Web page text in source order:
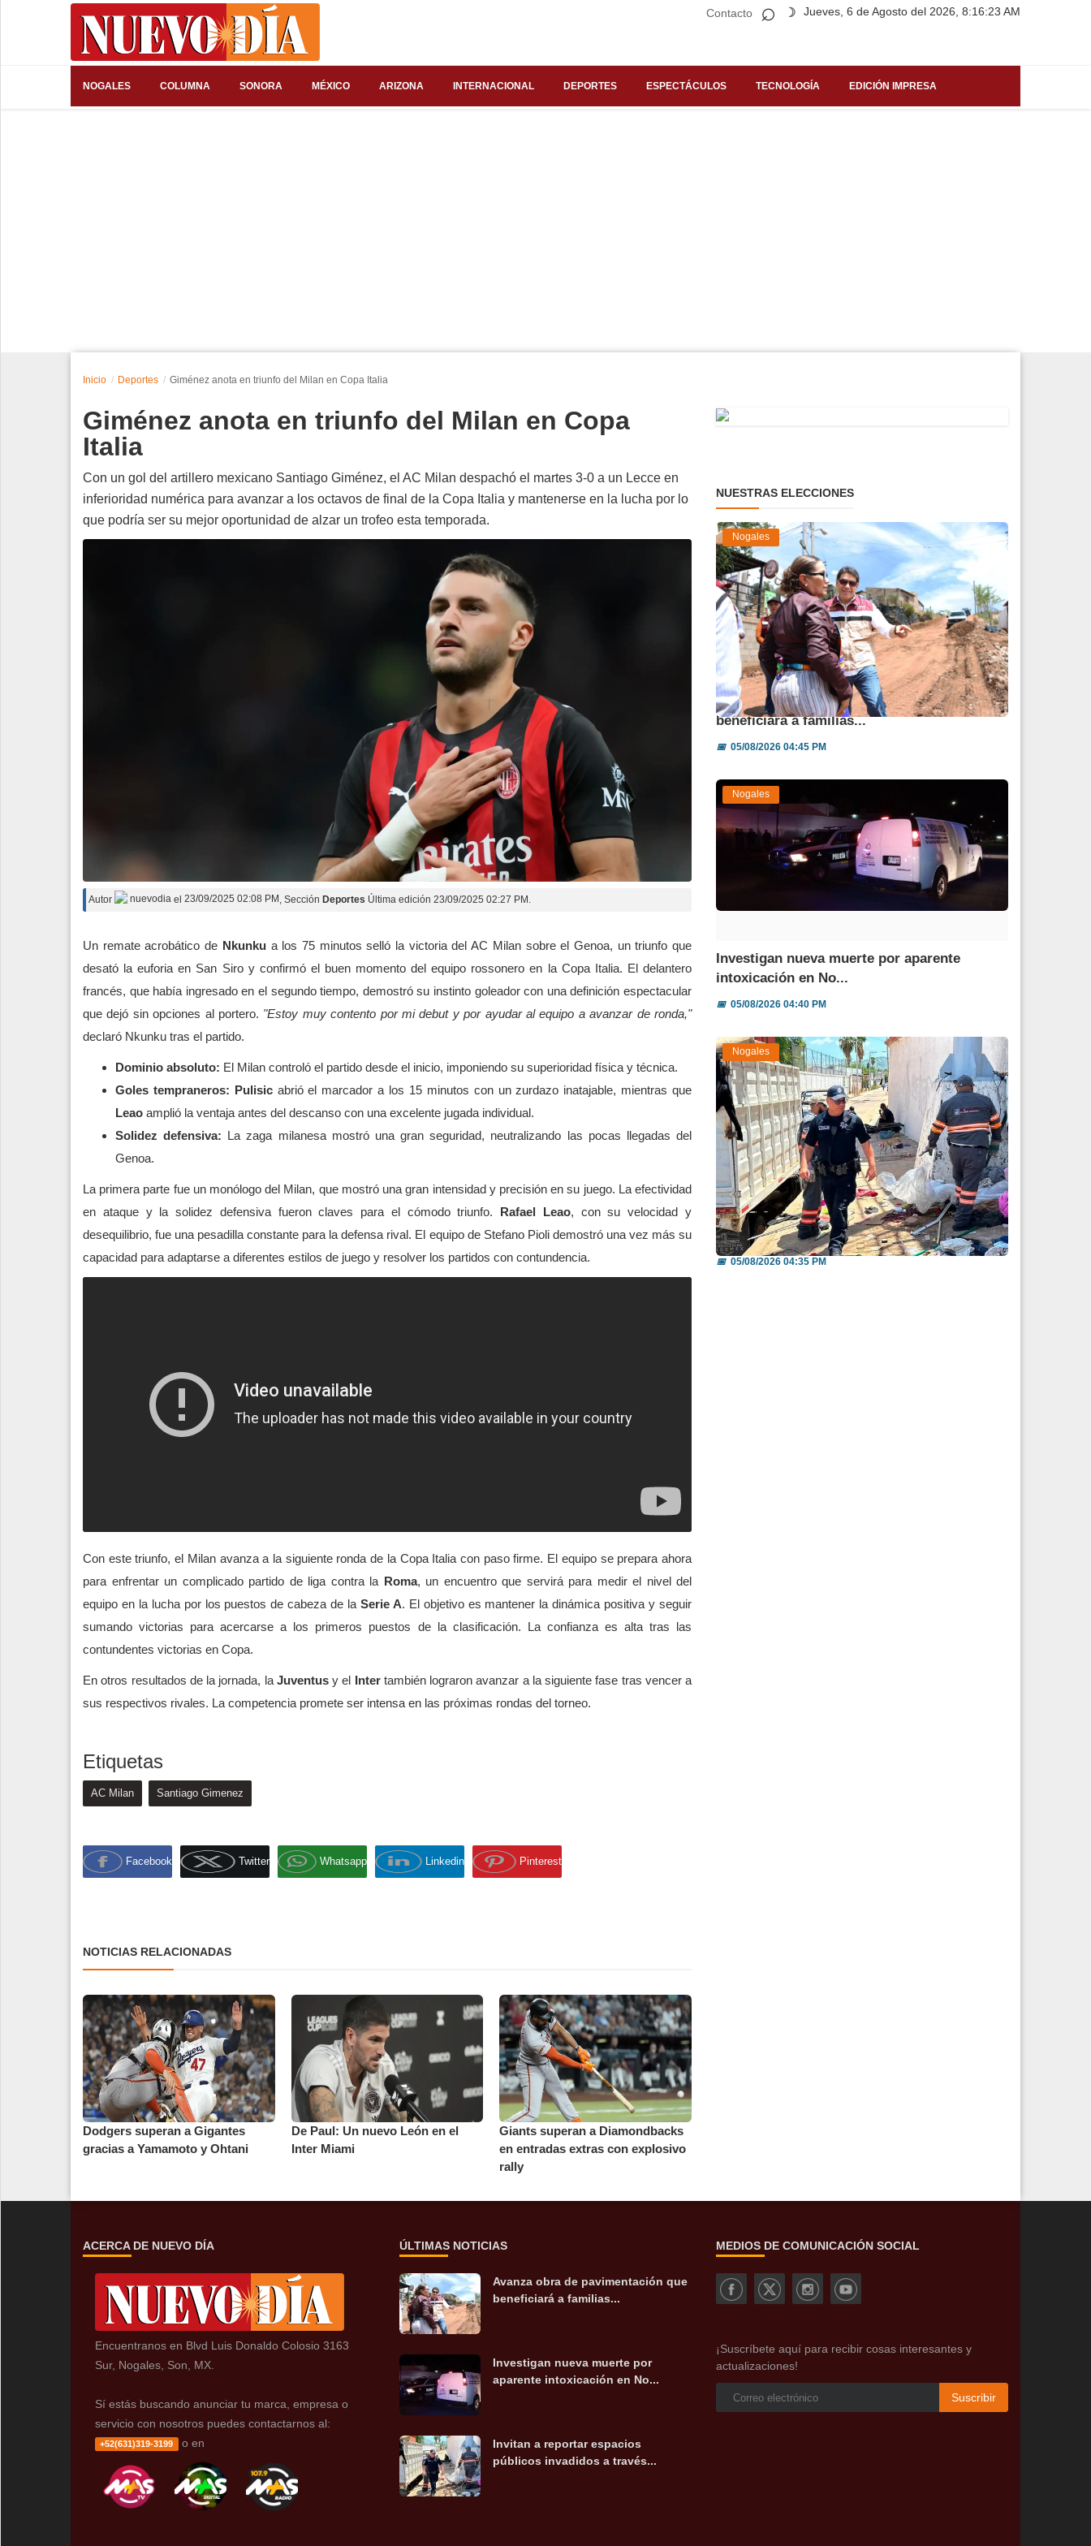
Contacto Jueves, 6 de Agosto del 2026, 8:16:23 AM
⌕ ☽
NOGALES COLUMNA SONORA MÉXICO ARIZONA INTERNACIONAL DEPORTES ESPECTÁCULOS TECNOLOGÍA EDICIÓN IMPRESA
Edición Impresa
Inicio Deportes Giménez anota en triunfo del Milan en Copa Italia
Giménez anota en triunfo del Milan en Copa
Italia
Con un gol del artillero mexicano Santiago Giménez, el AC Milan despachó el martes 3-0 a un Lecce en
inferioridad numérica para avanzar a los octavos de final de la Copa Italia y mantenerse en la lucha por lo
que podría ser su mejor oportunidad de alzar un trofeo esta temporada.
Autor nuevodia el 23/09/2025 02:08 PM , Sección Deportes Última edición 23/09/2025 02:27 PM.
Un remate acrobático de Nkunkua los 75 minutos selló la victoria del AC Milan sobre el Genoa, un triunfo que
desató la euforia en San Siro y confirmó el buen momento del equipo rossonero en la Copa Italia. El delantero
francés, que había ingresado en el segundo tiempo, demostró su instinto goleador con una definición espectacular
que dejó sin opciones al portero. "Estoy muy contento por mi debut y por ayudar al equipo a avanzar de ronda,"
declaró Nkunku tras el partido.
Dominio absoluto: El Milan controló el partido desde el inicio, imponiendo su superioridad física y técnica.
Goles tempraneros: Pulisicabrió el marcador a los 15 minutos con un zurdazo inatajable, mientras que
Leao amplió la ventaja antes del descanso con una excelente jugada individual.
Solidez defensiva: La zaga milanesa mostró una gran seguridad, neutralizando las pocas llegadas del
Genoa.
La primera parte fue un monólogo del Milan, que mostró una gran intensidad y precisión en su juego. La efectividad
en ataque y la solidez defensiva fueron claves para el cómodo triunfo. Rafael Leao, con su velocidad y
desequilibrio, fue una pesadilla constante para la defensa rival. El equipo de Stefano Pioli demostró una vez más su
capacidad para adaptarse a diferentes estilos de juego y resolver los partidos con contundencia.
Con este triunfo, el Milan avanza a la siguiente ronda de la Copa Italia con paso firme. El equipo se prepara ahora
para enfrentar un complicado partido de liga contra la Roma, un encuentro que servirá para medir el nivel del
equipo en la lucha por los puestos de cabeza de la Serie A. El objetivo es mantener la dinámica positiva y seguir
sumando victorias para acercarse a los primeros puestos de la clasificación. La confianza es alta tras las
contundentes victorias en Copa.
En otros resultados de la jornada, la Juventusy el Intertambién lograron avanzar a la siguiente fase tras vencer a
sus respectivos rivales. La competencia promete ser intensa en las próximas rondas del torneo.
Etiquetas
AC Milan Santiago Gimenez
Facebook Twitter Whatsapp Linkedin Pinterest
NOTICIAS RELACIONADAS
Dodgers superan a Gigantes
gracias a Yamamoto y Ohtani
De Paul: Un nuevo León en el
Inter Miami
Giants superan a Diamondbacks
en entradas extras con explosivo
rally
NUESTRAS ELECCIONES
Nogales
Avanza obra de pavimentación que
beneficiará a familias...
📅05/08/2026 04:45 PM
Nogales
Investigan nueva muerte por aparente
intoxicación en No...
📅05/08/2026 04:40 PM
Nogales
Invitan a reportar espacios públicos
invadidos a través...
📅05/08/2026 04:35 PM
ACERCA DE NUEVO DÍA
Encuentranos en Blvd Luis Donaldo Colosio 3163
Sur, Nogales, Son, MX.
Sí estás buscando anunciar tu marca, empresa o
servicio con nosotros puedes contactarnos al:
+52(631)319-3199 o en
ÚLTIMAS NOTICIAS
Avanza obra de pavimentación que
beneficiará a familias...
Investigan nueva muerte por
aparente intoxicación en No...
Invitan a reportar espacios
públicos invadidos a través...
MEDIOS DE COMUNICACIÓN SOCIAL
¡Suscríbete aquí para recibir cosas interesantes y
actualizaciones!
Suscribir